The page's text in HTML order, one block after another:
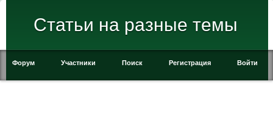
Статьи на разные темы
Форум Участники Поиск Регистрация Войти